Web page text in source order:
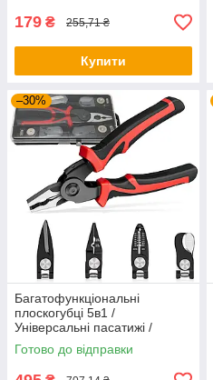
179 ₴ 255,71 ₴
Купити
–30%
Багатофункціональні
плоскогубці 5в1 /
Універсальні пасатижі /
Плоскогубці зі змінними
насадками
Готово до відправки